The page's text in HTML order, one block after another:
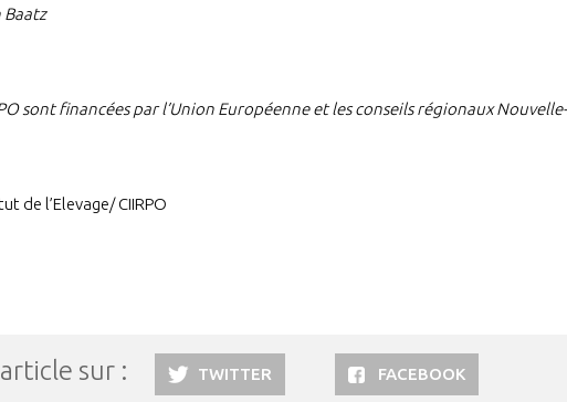
Baatz
sont financées par l’Union Européenne et les conseils régionaux
de l’Elevage/ CIIRPO
sur : TWITTER FACEBOOK